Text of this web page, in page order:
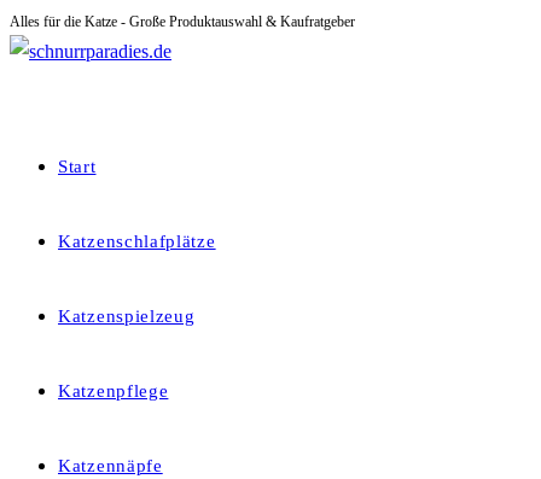
Zum
Inhalt
Alles für die Katze - Große Produktauswahl & Kaufratgeber
Start
Katzenschlafplätze
Katzenspielzeug
Katzenpflege
Katzennäpfe